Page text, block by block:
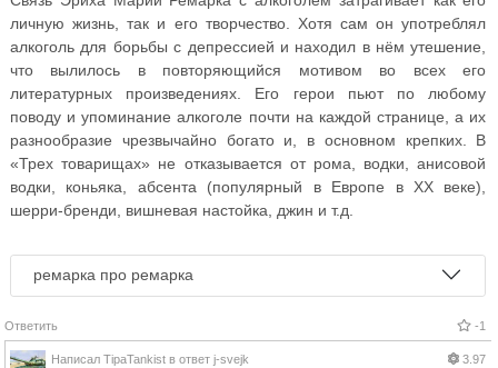
личную жизнь, так и его творчество. Хотя сам он употреблял
алкоголь для борьбы с депрессией и находил в нём утешение,
что вылилось в повторяющийся мотивом во всех его
литературных произведениях. Его герои пьют по любому
поводу и упоминание алкоголе почти на каждой странице, а их
разнообразие чрезвычайно богато и, в основном крепких. В
«Трех товарищах» не отказывается от рома, водки, анисовой
водки, коньяка, абсента (популярный в Европе в XX веке),
шерри-бренди, вишневая настойка, джин и т.д.
ремарка про ремарка
Ответить -1
Написал TipaTankist в ответ j-svejk
3.97